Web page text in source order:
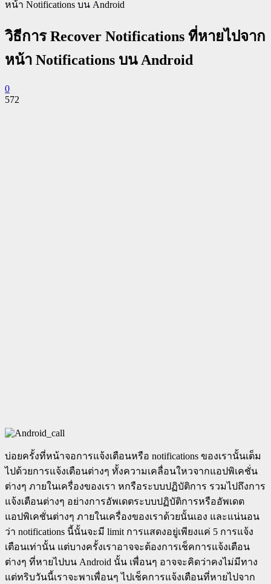
หน้า Notifications บน Android
วิธีการ Recover Notifications ที่หายไปจาก
หน้า Notifications บน Android
0
572
บ่อยครั้งที่หน้าจอการแจ้งเตือนหรือ notifications ของเรานั้นเต็ม
ไปด้วยการแจ้งเตือนต่างๆ ทั้งความเคลื่อนใหวจากแอปพิเคชั่น
ต่างๆ ภายในเครื่องของเรา หกรือระบบปฏิบัติการ รวมไปถึงการ
แจ้งเตือนต่างๆ อย่างการอัพเดตระบบปฏิบัติการหรืออัพเดต
แอปพิเคชั่นต่างๆ ภายในเครื่องของเราด้วยนั้นเอง และแน่นอน
ว่า notifications นี้นั้นจะมี limit การแสดงอยู่เพียงแค่ 5 การแจ้ง
เตือนเท่านั้น แต่บางครั้งเราอาจจะต้องการเช็คการแจ้งเตือน
ต่างๆ ที่หายไปบน Android นั้น เพื่อนๆ อาจจะคิดว่าคงไม่มีทาง
แต่ทริบวันนี้เราจะพาเพื่อนๆ ไปเช็คการแจ้งเตือนที่หายไปจาก